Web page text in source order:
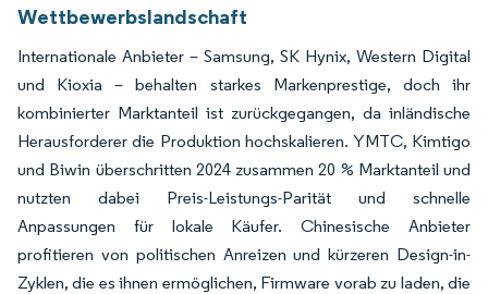
Wettbewerbslandschaft
Internationale Anbieter – Samsung, SK Hynix, Western Digital
und Kioxia – behalten starkes Markenprestige, doch ihr
kombinierter Marktanteil ist zurückgegangen, da inländische
Herausforderer die Produktion hochskalieren. YMTC, Kimtigo
und Biwin überschritten 2024 zusammen 20 % Marktanteil und
nutzten dabei Preis-Leistungs-Parität und schnelle
Anpassungen für lokale Käufer. Chinesische Anbieter
profitieren von politischen Anreizen und kürzeren Design-in-
Zyklen, die es ihnen ermöglichen, Firmware vorab zu laden, die